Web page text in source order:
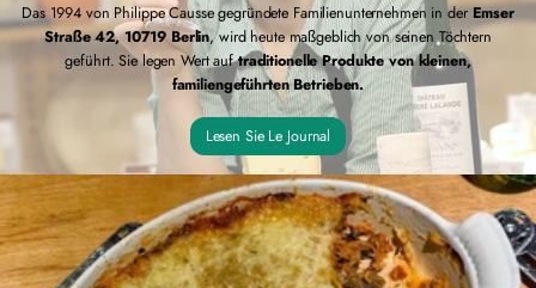
Das 1994 von Philippe Causse gegründete Familienunternehmen in derEmser
Straße 42, 10719 Berlin, wird heute maßgeblich von seinen Töchtern
geführt. Sie legen Wert auftraditionelle Produkte von kleinen,
familiengeführten Betrieben.
Lesen Sie Le Journal